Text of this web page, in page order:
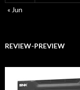
« Jun
REVIEW-PREVIEW